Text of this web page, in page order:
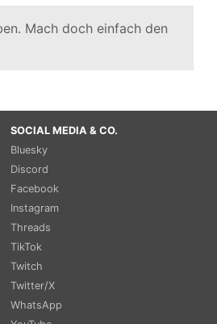
Mach doch einfach den
SOCIAL MEDIA & CO.
Bluesky
Discord
Facebook
Instagram
Threads
TikTok
Twitch
Twitter/X
WhatsApp